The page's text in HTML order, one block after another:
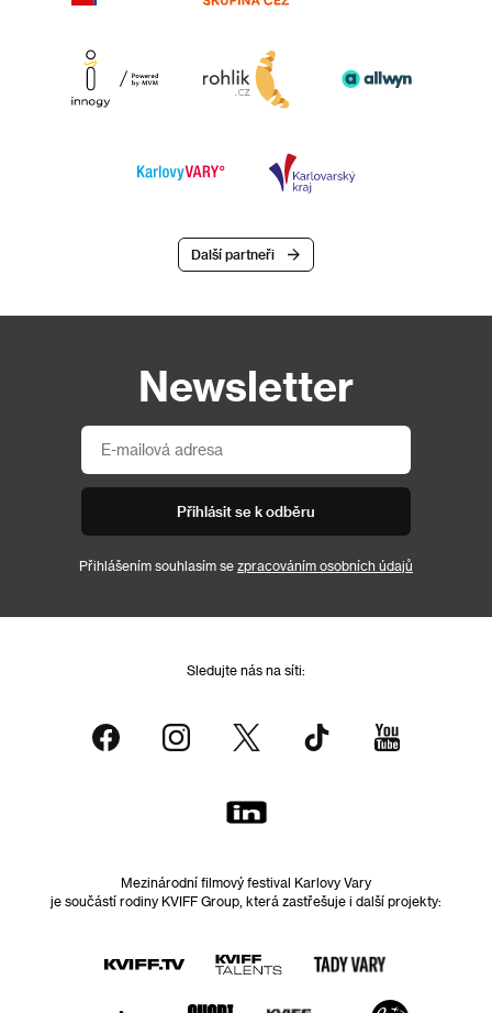
Další partneři
Newsletter
Přihlásit se k odběru
Přihlášením souhlasím se zpracováním osobních údajů
Sledujte nás na síti:
Mezinárodní filmový festival Karlovy Vary
je součástí rodiny KVIFF Group, která zastřešuje i další projekty: